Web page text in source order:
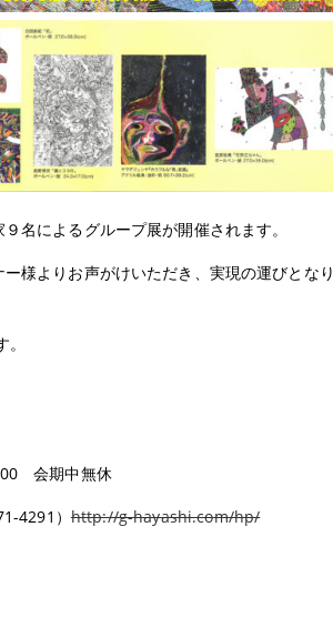
名によるグループ展が開催されます。
様よりお声がけいただき、実現の運びとなり
00 会期中無休
4291） http://g-hayashi.com/hp/